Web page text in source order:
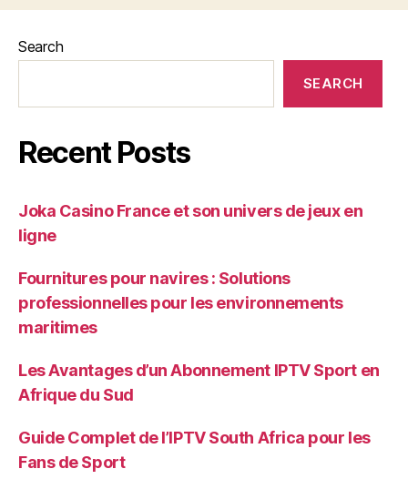
Search
SEARCH
Recent Posts
Joka Casino France et son univers de jeux en
ligne
Fournitures pour navires : Solutions
professionnelles pour les environnements
maritimes
Les Avantages d’un Abonnement IPTV Sport en
Afrique du Sud
Guide Complet de l’IPTV South Africa pour les
Fans de Sport